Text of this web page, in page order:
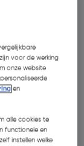
voor de werking
onze website
en
alle cookies te
functionele en
instellen welke